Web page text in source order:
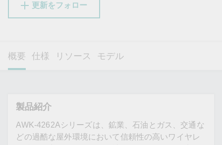
更新をフォロー
概要 仕様 リソース モデル
製品紹介
AWK-4262Aシリーズは、鉱業、石油とガス、交通な
どの過酷な屋外環境において信頼性の高いワイヤレ